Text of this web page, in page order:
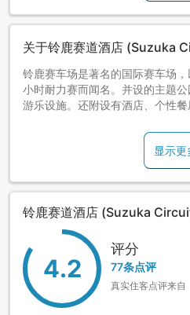
关于铃鹿赛道酒店 (Suzuka
铃鹿赛车场是著名的国际赛车场
小时耐力赛而闻名。并设的主题
游乐设施。还附设有酒店、个性餐
酒店有多栋建筑、共有3种充满个
客房。
②北馆：以赛车为设计主题的客房
③主馆：设有双人双床房、复式房
房。
显示更
铃鹿赛道酒店 (Suzuka
4.2
评分
77条点评
真实住客点评来自